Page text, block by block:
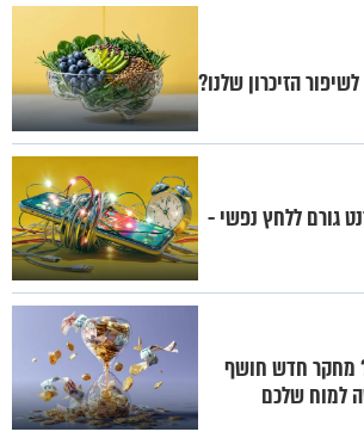
הזיכרון שלנו?
גורם ללחץ נפשי -
מחקר חדש חושף
למוח שלכם